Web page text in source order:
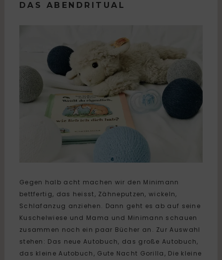
DAS ABENDRITUAL
Gegen halb acht machen wir den Minimann
bettfertig, das heisst, Zähneputzen, wickeln,
Schlafanzug anziehen. Dann geht es ab auf seine
Kuschelwiese und Mama und Minimann schauen
zusammen noch ein paar Bücher an. Zur Auswahl
stehen: Das neue Autobuch, das große Autobuch,
das kleine Autobuch, Gute Nacht Gorilla, Die kleine